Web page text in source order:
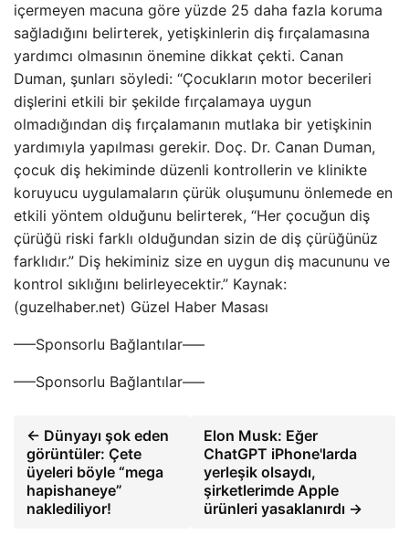
içermeyen macuna göre yüzde 25 daha fazla koruma
sağladığını belirterek, yetişkinlerin diş fırçalamasına
yardımcı olmasının önemine dikkat çekti. Canan
Duman, şunları söyledi: “Çocukların motor becerileri
dişlerini etkili bir şekilde fırçalamaya uygun
olmadığından diş fırçalamanın mutlaka bir yetişkinin
yardımıyla yapılması gerekir. Doç. Dr. Canan Duman,
çocuk diş hekiminde düzenli kontrollerin ve klinikte
koruyucu uygulamaların çürük oluşumunu önlemede en
etkili yöntem olduğunu belirterek, “Her çocuğun diş
çürüğü riski farklı olduğundan sizin de diş çürüğünüz
farklıdır.” Diş hekiminiz size en uygun diş macununu ve
kontrol sıklığını belirleyecektir.” Kaynak:
(guzelhaber.net) Güzel Haber Masası
—–Sponsorlu Bağlantılar—–
—–Sponsorlu Bağlantılar—–
← Dünyayı şok eden
görüntüler: Çete
üyeleri böyle “mega
hapishaneye”
naklediliyor!
Elon Musk: Eğer
ChatGPT iPhone'larda
yerleşik olsaydı,
şirketlerimde Apple
ürünleri yasaklanırdı →